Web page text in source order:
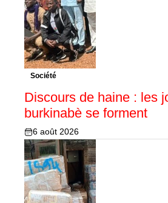
Société
Discours de haine : les
burkinabè se forment
6 août 2026